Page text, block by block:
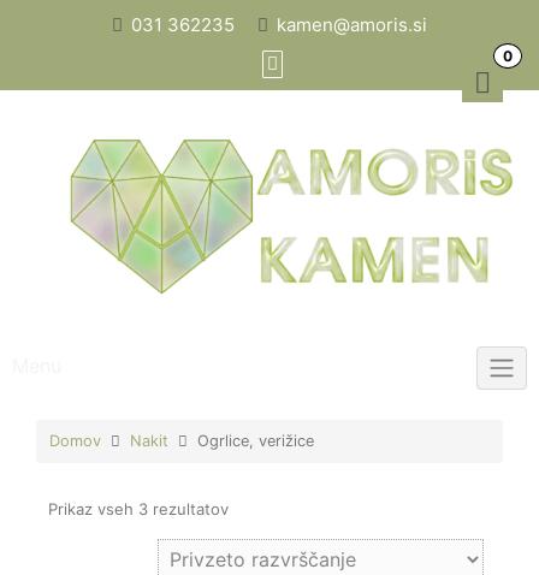
031 362235 kamen@amoris.si
0
Domov Nakit Ogrlice, verižice
Prikaz vseh 3 rezultatov